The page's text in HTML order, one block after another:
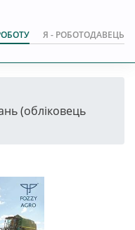
Я - РОБОТОДАВЕЦЬ
(обліковець